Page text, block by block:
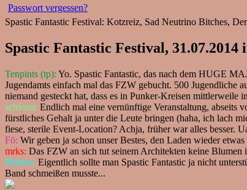
Passwort vergessen?
Spastic Fantastic Festival: Kotzreiz, Sad Neutrino Bitches,
Spastic Fantastic Festival,
Tenpints (tp): Yo. Spastic Fantastic, das nach dem HUGE
Jugendamts einfach mal das FZW gebucht. 500 Jugendliche
niemand gesteckt hat, dass es in Punker-Kreisen mittlerweile
schlossi: Endlich mal eine vernünftige Veranstaltung, abseits
fürstliches Gehalt ja unter die Leute bringen (haha, ich lach
fiese, sterile Event-Location? Achja, früher war alles besser.
Fö: Wir geben ja schon unser Bestes, den Laden wieder
mrks: Das FZW an sich tut seinem Architekten keine Blumen
Philriss: Eigentlich sollte man Spastic Fantastic ja nicht
Band schmeißen musste...